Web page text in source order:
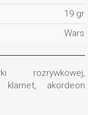
19
rozrywkowej,
klarnet, akordeon